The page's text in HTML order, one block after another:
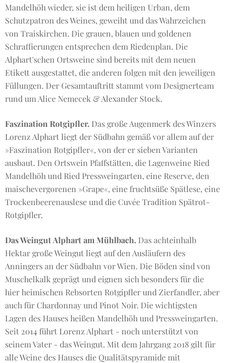
Mandelhöh wieder, sie ist dem heiligen Urban, dem
Schutzpatron des Weines, geweiht und das Wahrzeichen
von Traiskirchen. Die grauen, blauen und goldenen
Schraffierungen entsprechen dem Riedenplan. Die
Alphart'schen Ortsweine sind bereits mit dem neuen
Etikett ausgestattet, die anderen folgen mit den jeweiligen
Füllungen. Der Gesamtauftritt stammt vom Designerteam
rund um Alice Nemecek & Alexander Stock.
Faszination Rotgipfler. Das große Augenmerk des Winzers
Lorenz Alphart liegt der Südbahn gemäß vor allem auf der
»Faszination Rotgipfler«, von der er sieben Varianten
ausbaut. Den Ortswein Pfaffstätten, die Lagenweine Ried
Mandelhöh und Ried Pressweingarten, eine Reserve, den
maischevergorenen »Grape«, eine fruchtsüße Spätlese, eine
Trockenbeerenauslese und die Cuvée Tradition Spätrot-
Rotgipfler.
Das Weingut Alphart am Mühlbach. Das achteinhalb
Hektar große Weingut liegt auf den Ausläufern des
Anningers an der Südbahn vor Wien. Die Böden sind von
Muschelkalk geprägt und eignen sich besonders für die
hier heimischen Rebsorten Rotgipfler und Zierfandler, aber
auch für Chardonnay und Pinot Noir. Die wichtigsten
Lagen des Hauses heißen Mandelhöh und Pressweingarten.
Seit 2014 führt Lorenz Alphart - noch unterstützt von
seinem Vater - das Weingut. Mit dem Jahrgang 2018 gilt für
alle Weine des Hauses die Qualitätspyramide mit